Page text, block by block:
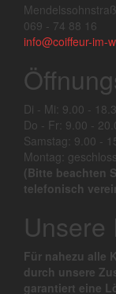
069 - 74 88 16
info@coiffeur-im-
Di - Mi: 9.00 -
Do - Fr: 9.00 -
Samstag: 9.00 -
Montag:
(Bitte beachten
telefonisch
Unsere
Für nahezu alle
durch unsere
garantiert eine